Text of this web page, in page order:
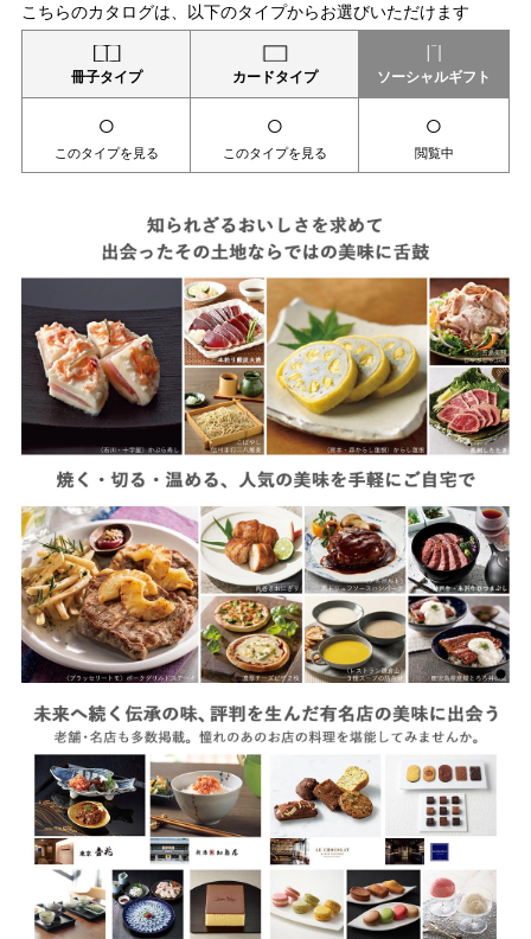
こちらのカタログは、以下のタイプからお選びいただけます
冊子タイプ カードタイプ ソーシャルギフト
○
このタイプを見る
○
このタイプを見る
○
閲覧中